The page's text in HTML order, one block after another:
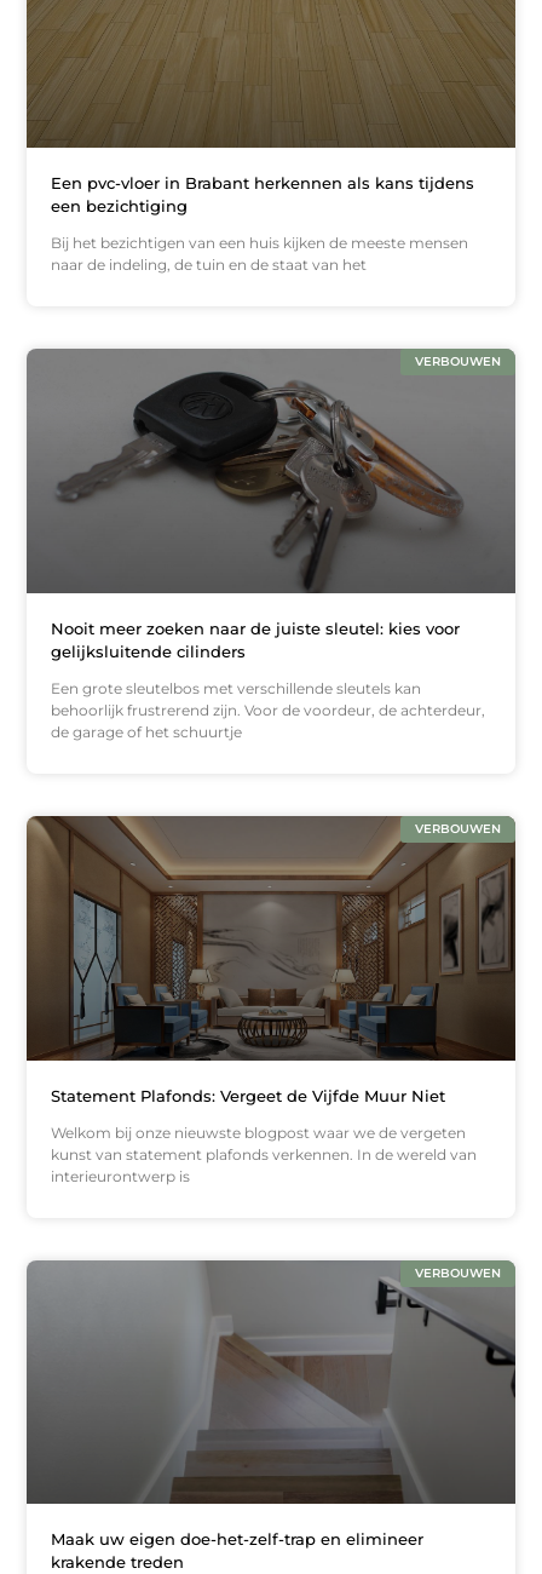
Een pvc-vloer in Brabant herkennen als kans tijdens
een bezichtiging
Bij het bezichtigen van een huis kijken de meeste mensen
naar de indeling, de tuin en de staat van het
VERBOUWEN
Nooit meer zoeken naar de juiste sleutel: kies voor
gelijksluitende cilinders
Een grote sleutelbos met verschillende sleutels kan
behoorlijk frustrerend zijn. Voor de voordeur, de achterdeur,
de garage of het schuurtje
VERBOUWEN
Statement Plafonds: Vergeet de Vijfde Muur Niet
Welkom bij onze nieuwste blogpost waar we de vergeten
kunst van statement plafonds verkennen. In de wereld van
interieurontwerp is
VERBOUWEN
Maak uw eigen doe-het-zelf-trap en elimineer
krakende treden